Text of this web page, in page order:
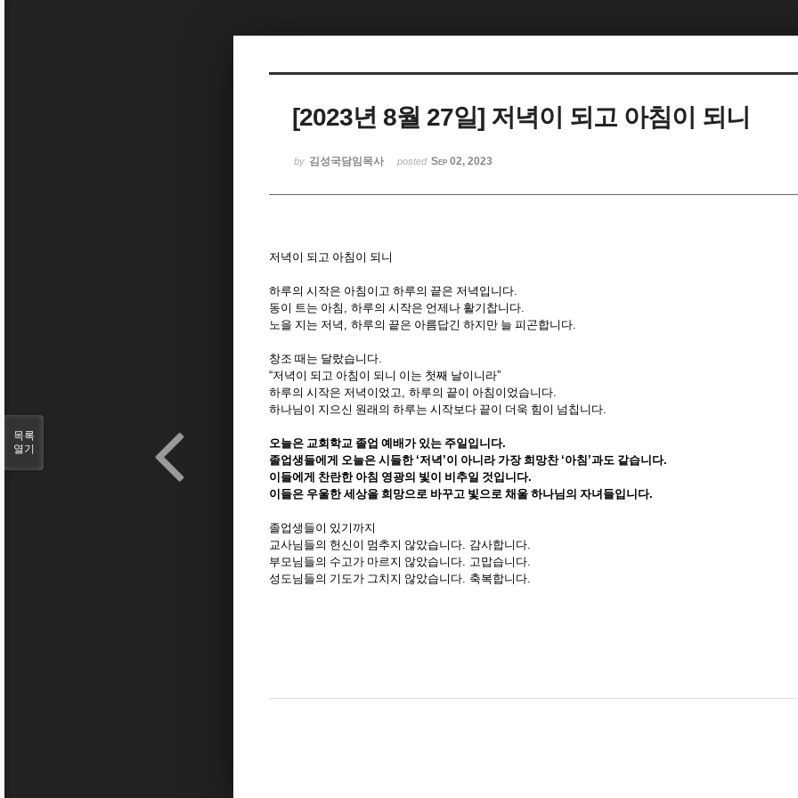
[2023년 8월 27일] 저녁이 되고 아침이 되니
by 김성국담임목사 posted Sep 02, 2023
저녁이 되고 아침이 되니
하루의 시작은 아침이고 하루의 끝은 저녁입니다.
동이 트는 아침 , 하루의 시작은 언제나 활기찹니다.
노을 지는 저녁 , 하루의 끝은 아름답긴 하지만 늘 피곤합니다.
창조 때는 달랐습니다.
“저녁이 되고 아침이 되니 이는 첫째 날이니라”
하루의 시작은 저녁이었고, 하루의 끝이 아침이었습니다.
하나님이 지으신 원래의 하루는 시작보다 끝이 더욱 힘이 넘칩니다.
오늘은 교회학교 졸업 예배가 있는 주일입니다.
졸업생들에게 오늘은 시들한‘저녁’이 아니라 가장 희망찬‘아침’과도 같습니다.
이들에게 찬란한 아침 영광의 빛이 비추일 것입니다.
이들은 우울한 세상을 희망으로 바꾸고 빛으로 채울 하나님의 자녀들입니다.
졸업생들이 있기까지
교사님들의 헌신이 멈추지 않았습니다. 감사합니다.
부모님들의 수고가 마르지 않았습니다. 고맙습니다.
성도님들의 기도가 그치지 않았습니다. 축복합니다.
목록
열기
Sketchbook5, 스케치북5
Sketchbook5, 스케치북5